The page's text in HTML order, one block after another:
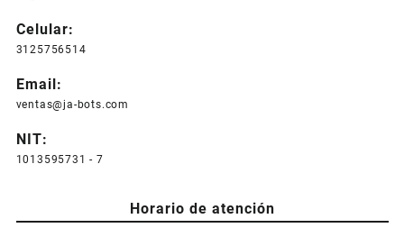
Celular:
3125756514
Email:
ventas@ja-bots.com
NIT:
1013595731 - 7
Horario de atención